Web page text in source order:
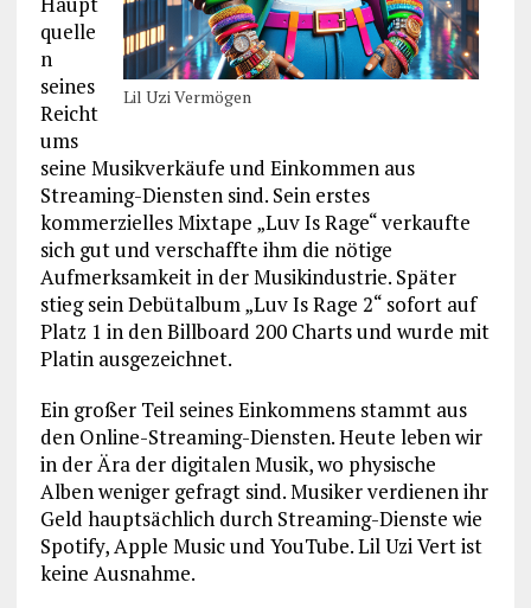
Lil Uzi Vermögen
quelle
n
seines
Reicht
ums
seine Musikverkäufe und Einkommen aus
Streaming-Diensten sind. Sein erstes
kommerzielles Mixtape „Luv Is Rage“ verkaufte
sich gut und verschaffte ihm die nötige
Aufmerksamkeit in der Musikindustrie. Später
stieg sein Debütalbum „Luv Is Rage 2“ sofort auf
Platz 1 in den Billboard 200 Charts und wurde mit
Platin ausgezeichnet.
Ein großer Teil seines Einkommens stammt aus
den Online-Streaming-Diensten. Heute leben wir
in der Ära der digitalen Musik, wo physische
Alben weniger gefragt sind. Musiker verdienen ihr
Geld hauptsächlich durch Streaming-Dienste wie
Spotify, Apple Music und YouTube. Lil Uzi Vert ist
keine Ausnahme.